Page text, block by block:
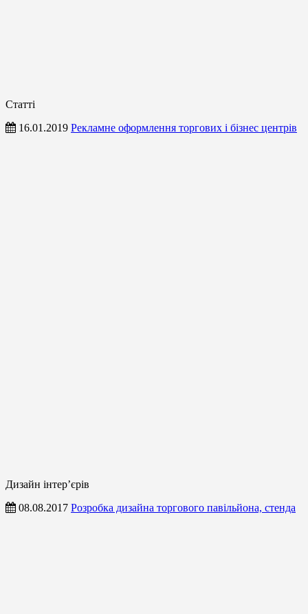
Статті
16.01.2019 Рекламне оформлення торгових і бізнес центрів
Дизайн інтер’єрів
08.08.2017 Розробка дизайна торгового павільйона, стенда